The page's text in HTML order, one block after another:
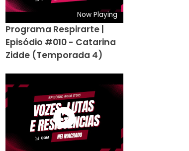
Now Playing
Programa Respirarte |
Episódio #010 - Catarina
Zidde (Temporada 4)